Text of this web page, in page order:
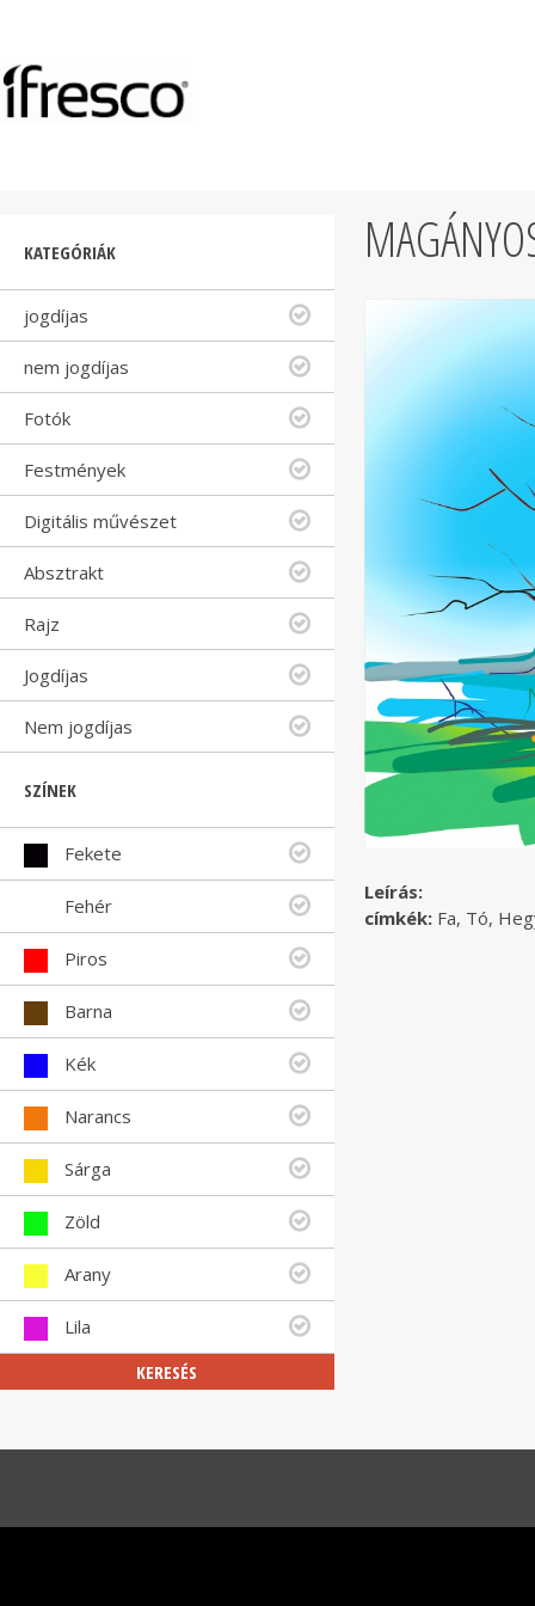
KATEGÓRIÁK
jogdíjas
nem jogdíjas
Fotók
Festmények
Digitális művészet
Absztrakt
Rajz
Jogdíjas
Nem jogdíjas
SZÍNEK
Fekete
Fehér
Piros
Barna
Kék
Narancs
Sárga
Zöld
Arany
Lila
KERESÉS
Leírás:
címkék: Fa, Tó,